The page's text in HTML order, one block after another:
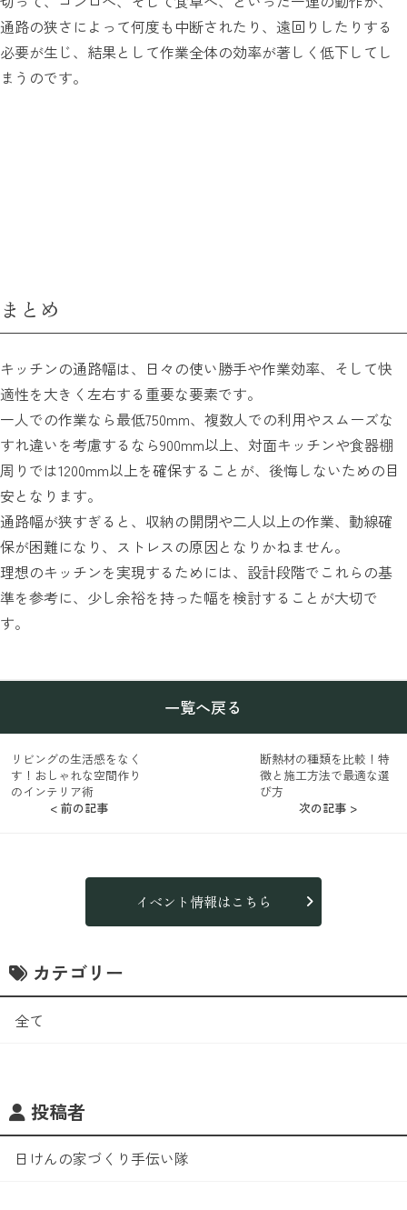
通路の狭さによって何度も中断されたり、遠回りしたりする
必要が生じ、結果として作業全体の効率が著しく低下してし
まうのです。
まとめ
キッチンの通路幅は、日々の使い勝手や作業効率、そして快
適性を大きく左右する重要な要素です。
一人での作業なら最低750mm、複数人での利用やスムーズな
すれ違いを考慮するなら900mm以上、対面キッチンや食器棚
周りでは1200mm以上を確保することが、後悔しないための目
安となります。
通路幅が狭すぎると、収納の開閉や二人以上の作業、動線確
保が困難になり、ストレスの原因となりかねません。
理想のキッチンを実現するためには、設計段階でこれらの基
準を参考に、少し余裕を持った幅を検討することが大切で
す。
< 前の記事
リビングの生活感をなく
す！おしゃれな空間作り
のインテリア術
一覧へ戻る
断熱材の種類を比較！特
徴と施工方法で最適な選
び方
次の記事 >
イベント情報はこちら
カテゴリー
全て
投稿者
日けんの家づくり手伝い隊